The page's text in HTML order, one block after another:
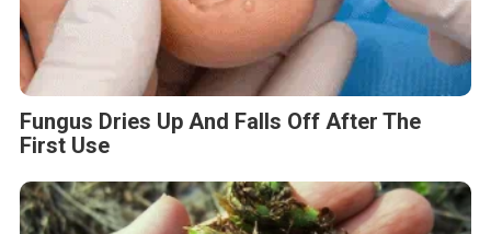
Fungus Dries Up And Falls Off After The
First Use